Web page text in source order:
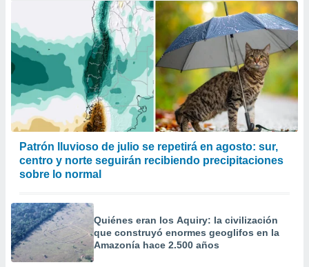
Patrón lluvioso de julio se repetirá en agosto: sur,
centro y norte seguirán recibiendo precipitaciones
sobre lo normal
Quiénes eran los Aquiry: la civilización
que construyó enormes geoglifos en la
Amazonía hace 2.500 años